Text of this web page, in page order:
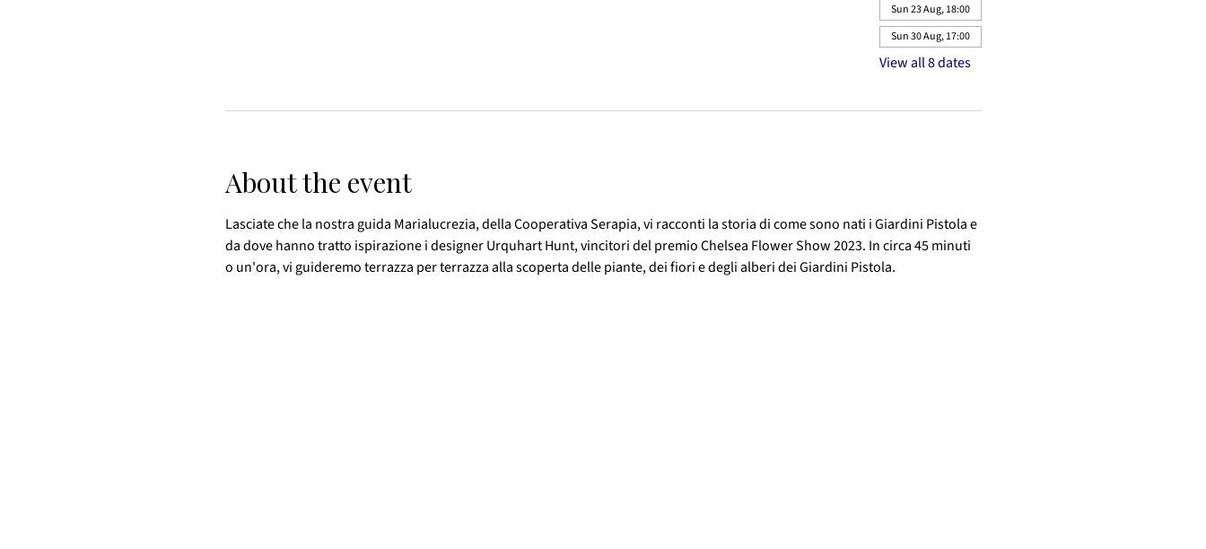
Sun 23 Aug, 18:00
Sun 30 Aug, 17:00
View all 8 dates
About the event
Lasciate che la nostra guida Marialucrezia, della Cooperativa Serapia, vi racconti la storia di come sono nati i Giardini Pistola e
da dove hanno tratto ispirazione i designer Urquhart Hunt, vincitori del premio Chelsea Flower Show 2023. In circa 45 minuti
o un'ora, vi guideremo terrazza per terrazza alla scoperta delle piante, dei fiori e degli alberi dei Giardini Pistola.